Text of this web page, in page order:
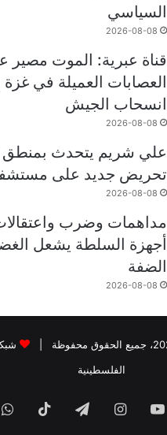
السياسي
2026-08-08
قناة عبرية: الموت مصير
العصابات العميلة في غزة
انسحاب الجيش
2026-08-08
علي شريم يتحدث بمنطق
تحريض جديد على
2026-08-08
مداهمات وضرب
أجهزة السلطة يشعل
الضفة
2026-08-08
الفلسطينية
‫YouTubeانستقرامتيلقرام ‫TikTok